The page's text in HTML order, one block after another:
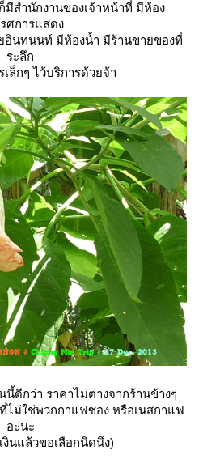
สำนักงานของเจ้าหน้าที่ มีห้อง
ศการแสดง
อินทนนท์ มีห้องน้ำ มีร้านขายของที่
ระลึก
ล็กๆ ไว้บริการด้วยจ้า
ดีกว่า ราคาไม่ต่างจากร้านข้างๆ
ม่ใช่พวกกาแฟซอง หรือเนสกาแฟ
อะนะ
งินแล้วขอเลือกนิดนึง)